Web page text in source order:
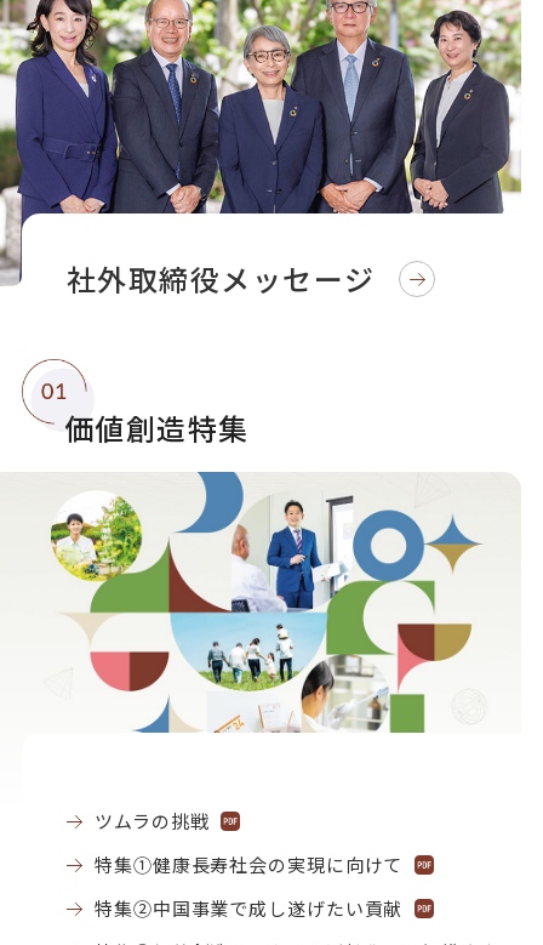
社外取締役メッセージ
価値創造特集
ツムラの挑戦
特集①健康長寿社会の実現に向けて
特集②中国事業で成し遂げたい貢献